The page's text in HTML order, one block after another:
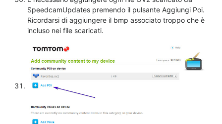
SpeedcamUpdates premendo il pulsante Aggiungi Poi.
Ricordarsi di aggiungere il bmp associato troppo che è
incluso nei file scaricati.